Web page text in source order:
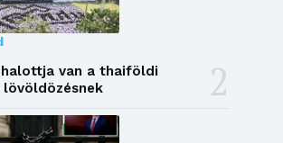
van a thaiföldi
lövöldözésnek